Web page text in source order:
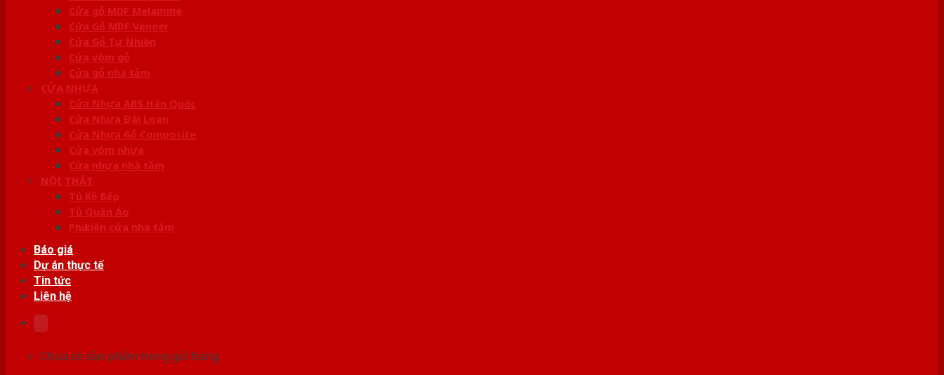
Cửa gỗ MDF Melamine
Cửa Gỗ MDF Veneer
Cửa Gỗ Tự Nhiên
Cửa vòm gỗ
Cửa gỗ nhà tắm
CỬA NHỰA
Cửa Nhựa ABS Hàn Quốc
Cửa Nhựa Đài Loan
Cửa Nhựa Gỗ Composite
Cửa vòm nhựa
Cửa nhựa nhà tắm
NỘI THẤT
Tủ Kệ Bếp
Tủ Quần Áo
Phụ kiện cửa nhà tắm
Báo giá
Dự án thực tế
Tin tức
Liên hệ
Chưa có sản phẩm trong giỏ hàng.